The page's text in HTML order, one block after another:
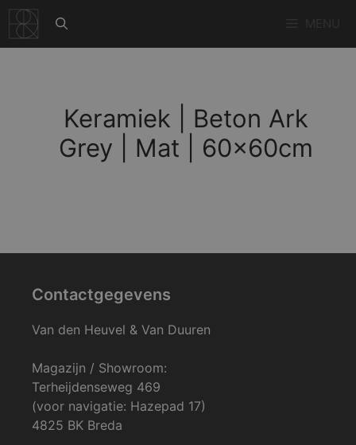
naar
de
Keramiek | Beton Ark
Grey | Mat | 60x60cm
Contactgegevens
Van den Heuvel & Van Duuren
Magazijn / Showroom:
Terheijdenseweg 469
(voor navigatie: Hazepad 17)
4825 BK Breda